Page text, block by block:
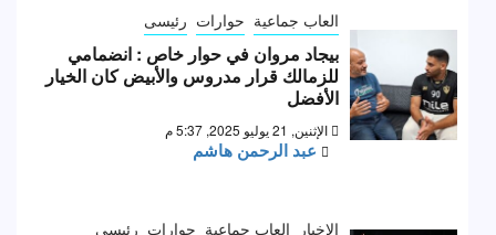
العاب جماعية حوارات رئيسى
بيجاد مروان في حوار خاص : انضمامي
للزمالك قرار مدروس والأبيض كان الخيار
الأفضل
الإثنين, 21 يوليو 2025, 5:37 م
عبد الرحمن هاشم
الاخبار العاب جماعية حوارات رئيسى